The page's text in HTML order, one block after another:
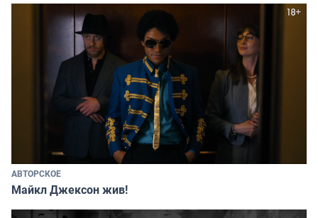
АВТОРСКОЕ
Майкл Джексон жив!